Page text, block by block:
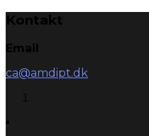
Kontakt
Email
ca@amdipt.dk